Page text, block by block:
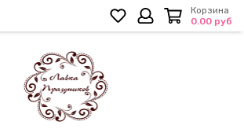
Корзина
0.00 руб